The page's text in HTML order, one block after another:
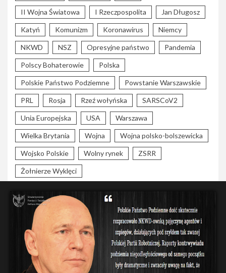
II Wojna Światowa I Rzeczpospolita Jan Długosz
Katyń Komunizm Koronawirus Niemcy
NKWD NSZ Opresyjne państwo Pandemia
Polscy Bohaterowie Polska
Polskie Państwo Podziemne Powstanie Warszawskie
PRL Rosja Rzeź wołyńska SARSCoV2
Unia Europejska USA Warszawa
Wielka Brytania Wojna Wojna polsko-bolszewicka
Wojsko Polskie Wolny rynek ZSRR
Żołnierze Wyklęci